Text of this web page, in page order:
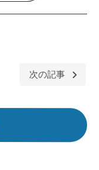
次の記事